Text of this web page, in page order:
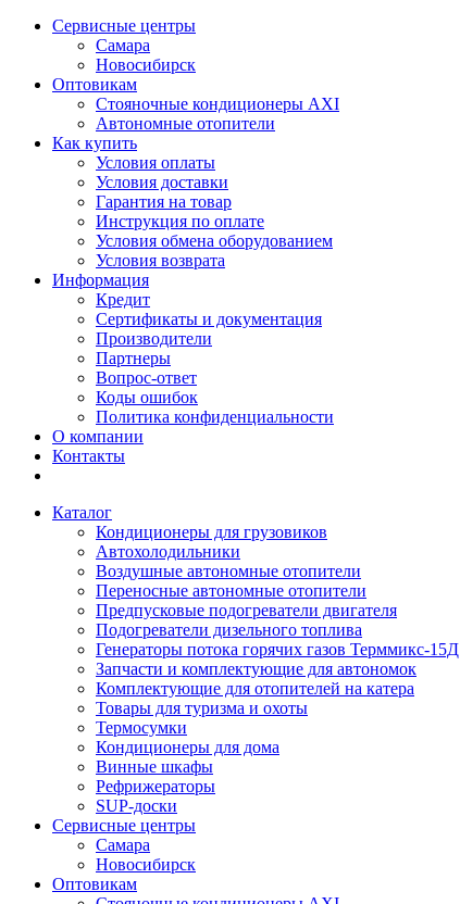
Сервисные центры
Самара
Новосибирск
Оптовикам
Стояночные кондиционеры AXI
Автономные отопители
Как купить
Условия оплаты
Условия доставки
Гарантия на товар
Инструкция по оплате
Условия обмена оборудованием
Условия возврата
Информация
Кредит
Сертификаты и документация
Производители
Партнеры
Вопрос-ответ
Коды ошибок
Политика конфиденциальности
О компании
Контакты
Каталог
Кондиционеры для грузовиков
Автохолодильники
Воздушные автономные отопители
Переносные автономные отопители
Предпусковые подогреватели двигателя
Подогреватели дизельного топлива
Генераторы потока горячих газов Терммикс-15Д
Запчасти и комплектующие для автономок
Комплектующие для отопителей на катера
Товары для туризма и охоты
Термосумки
Кондиционеры для дома
Винные шкафы
Рефрижераторы
SUP-доски
Сервисные центры
Самара
Новосибирск
Оптовикам